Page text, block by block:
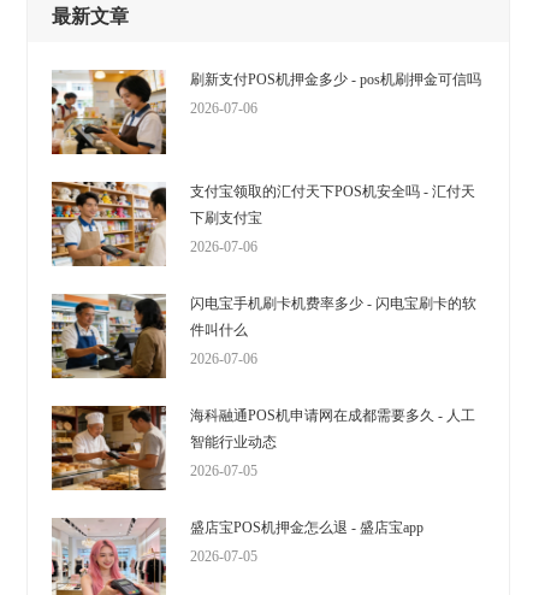
最新文章
刷新支付POS机押金多少 - pos机刷押金可信吗
2026-07-06
支付宝领取的汇付天下POS机安全吗 - 汇付天
下刷支付宝
2026-07-06
闪电宝手机刷卡机费率多少 - 闪电宝刷卡的软
件叫什么
2026-07-06
海科融通POS机申请网在成都需要多久 - 人工
智能行业动态
2026-07-05
盛店宝POS机押金怎么退 - 盛店宝app
2026-07-05